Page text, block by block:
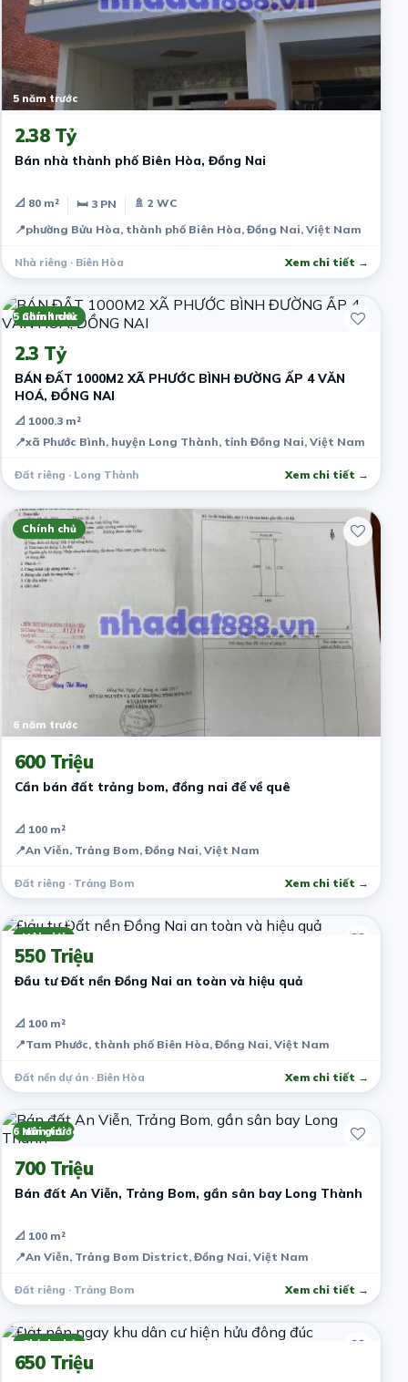
5 năm trước
2.38 Tỷ
Bán nhà thành phố Biên Hòa, Đồng Nai
📐 80 m² 🛏 3 PN
🚿 2 WC
📍phường Bửu Hòa, thành phố Biên Hòa, Đồng Nai, Việt Nam
Nhà riêng · Biên Hòa Xem chi tiết →
Chính chủ
5 năm trước
2.3 Tỷ
BÁN ĐẤT 1000M2 XÃ PHƯỚC BÌNH ĐƯỜNG ẤP 4 VĂN
HOÁ, ĐỒNG NAI
📐 1000.3 m²
📍xã Phước Bình, huyện Long Thành, tỉnh Đồng Nai, Việt Nam
Đất riêng · Long Thành Xem chi tiết →
Chính chủ
6 năm trước
600 Triệu
Cần bán đất trảng bom, đồng nai để về quê
📐 100 m²
📍An Viễn, Trảng Bom, Đồng Nai, Việt Nam
Đất riêng · Trảng Bom Xem chi tiết →
Môi giới
6 năm trước
550 Triệu
Đầu tư Đất nền Đồng Nai an toàn và hiệu quả
📐 100 m²
📍Tam Phước, thành phố Biên Hòa, Đồng Nai, Việt Nam
Đất nền dự án · Biên Hòa Xem chi tiết →
Môi giới
6 năm trước
700 Triệu
Bán đất An Viễn, Trảng Bom, gần sân bay Long Thành
📐 100 m²
📍An Viễn, Trảng Bom District, Đồng Nai, Việt Nam
Đất riêng · Trảng Bom Xem chi tiết →
Chính chủ
6 năm trước
650 Triệu